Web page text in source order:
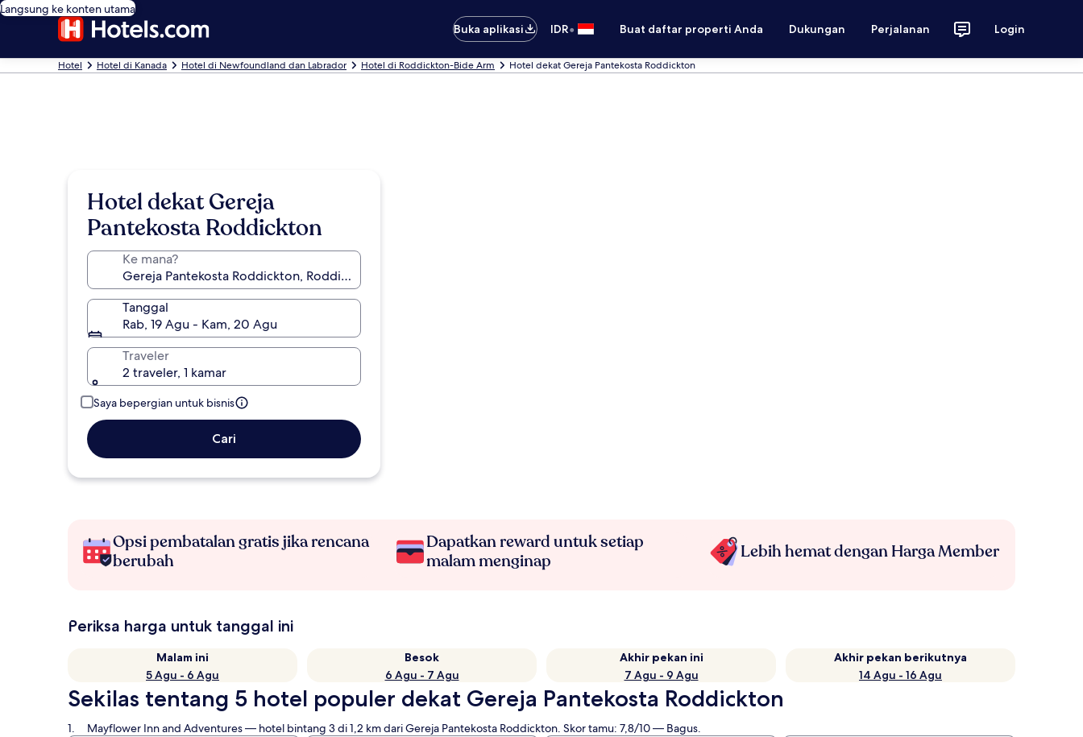
Langsung ke konten utama
Buka aplikasi
IDR• Buat daftar properti Anda Dukungan Perjalanan Login
Hotel Hotel di Kanada Hotel di Newfoundland dan Labrador Hotel di Roddickton-Bide Arm Hotel dekat Gereja Pantekosta Roddickton
Hotel dekat Gereja
Pantekosta Roddickton
Ke mana?
Tanggal
Rab, 19 Agu - Kam, 20 Agu
Traveler
2 traveler, 1 kamar
Saya bepergian untuk bisnis
Cari
Opsi pembatalan gratis jika rencana
berubah
Dapatkan reward untuk setiap
malam menginap
Lebih hemat dengan Harga Member
Periksa harga untuk tanggal ini
Malam ini
5 Agu - 6 Agu
Besok
6 Agu - 7 Agu
Akhir pekan ini
7 Agu - 9 Agu
Akhir pekan berikutnya
14 Agu - 16 Agu
Sekilas tentang 5 hotel populer dekat Gereja Pantekosta Roddickton
Mayflower Inn and Adventures— hotel bintang 3 di 1,2 km dari Gereja Pantekosta Roddickton. Skor tamu: 7,8/10 — Bagus.